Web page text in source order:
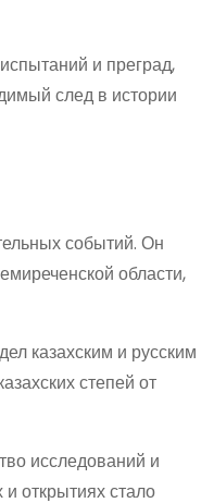
и преград,
след в истории
событий. Он
области,
казахским и русским
степей от
исследований и
открытиях стало